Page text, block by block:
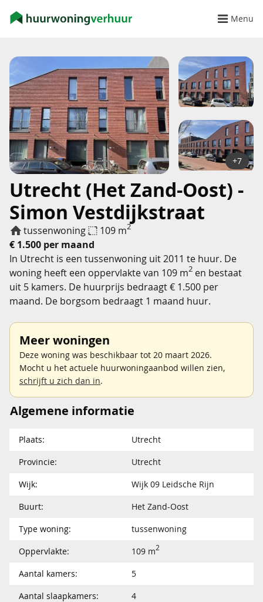
Menu
Utrecht (Het Zand-Oost) -
Simon Vestdijkstraat
tussenwoning 109 m2
€ 1.500 per maand
+7
In Utrecht is een tussenwoning uit 2011 te huur. De
woning heeft een oppervlakte van 109 m2 en bestaat
uit 5 kamers. De huurprijs bedraagt € 1.500 per
maand. De borgsom bedraagt 1 maand huur.
Meer woningen
Deze woning was beschikbaar tot 20 maart 2026.
Mocht u het actuele huurwoningaanbod willen zien,
schrijft u zich dan in.
Algemene informatie
Plaats:
Utrecht
Provincie:
Utrecht
Wijk:
Wijk 09 Leidsche Rijn
Buurt:
Het Zand-Oost
Type woning:
tussenwoning
Oppervlakte:
109 m2
Aantal kamers:
5
Aantal slaapkamers:
4